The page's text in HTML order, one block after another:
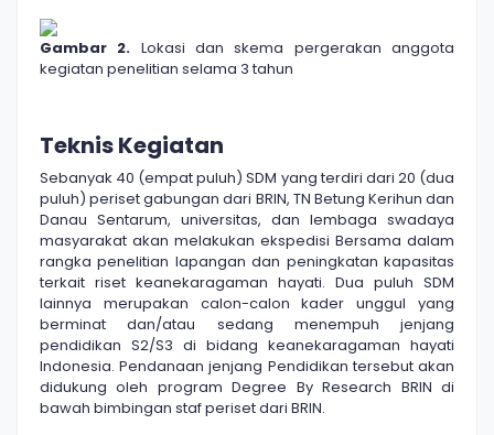
Gambar 2. Lokasi dan skema pergerakan anggota
kegiatan penelitian selama 3 tahun
Teknis Kegiatan
Sebanyak 40 (empat puluh) SDM yang terdiri dari 20 (dua
puluh) periset gabungan dari BRIN, TN Betung Kerihun dan
Danau Sentarum, universitas, dan lembaga swadaya
masyarakat akan melakukan ekspedisi Bersama dalam
rangka penelitian lapangan dan peningkatan kapasitas
terkait riset keanekaragaman hayati. Dua puluh SDM
lainnya merupakan calon-calon kader unggul yang
berminat dan/atau sedang menempuh jenjang
pendidikan S2/S3 di bidang keanekaragaman hayati
Indonesia. Pendanaan jenjang Pendidikan tersebut akan
didukung oleh program Degree By Research BRIN di
bawah bimbingan staf periset dari BRIN.